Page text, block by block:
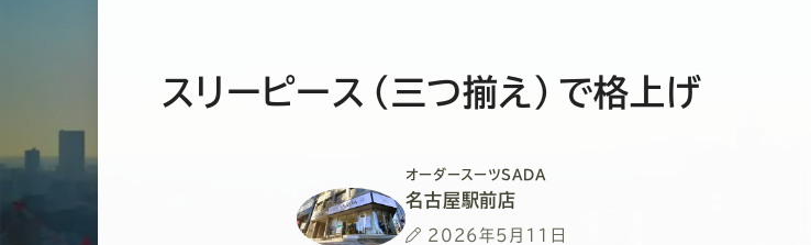
スリーピース（三つ揃え）で格上げ
オーダースーツSADA
名古屋駅前店
投
2026年5月11日